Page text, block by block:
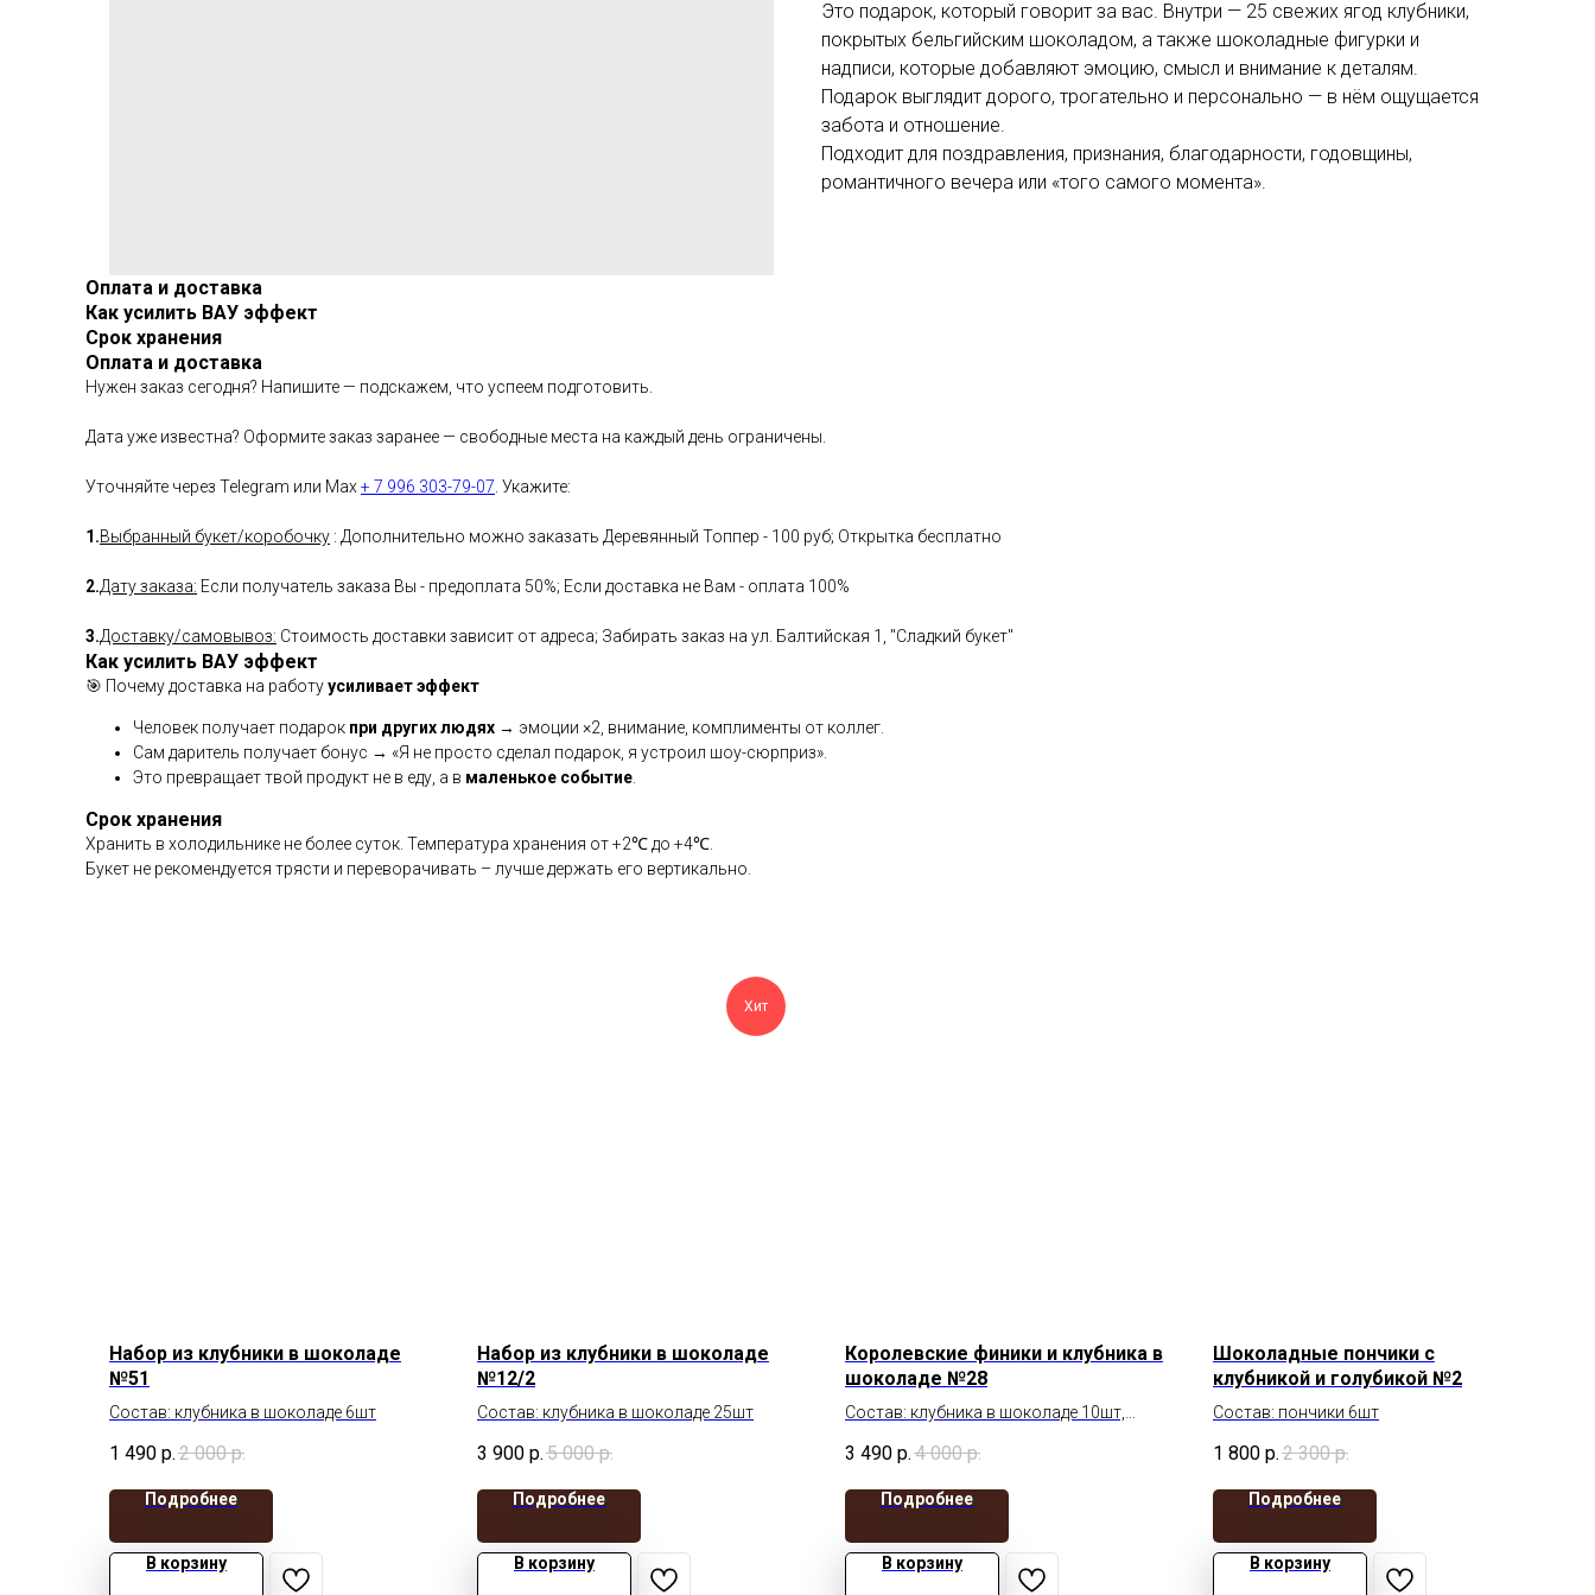
Это подарок, который говорит за вас. Внутри — 25 свежих ягод клубники,
покрытых бельгийским шоколадом, а также шоколадные фигурки и
надписи, которые добавляют эмоцию, смысл и внимание к деталям.
Подарок выглядит дорого, трогательно и персонально — в нём ощущается
забота и отношение.
Подходит для поздравления, признания, благодарности, годовщины,
романтичного вечера или «того самого момента».
Оплата и доставка
Как усилить ВАУ эффект
Срок хранения
Оплата и доставка
Нужен заказ сегодня? Напишите — подскажем, что успеем подготовить.
Дата уже известна? Оформите заказ заранее — свободные места на каждый день ограничены.
Уточняйте через Telegram или Max+ 7 996 303-79-07 . Укажите:
1.Выбранный букет/коробочку : Дополнительно можно заказать Деревянный Топпер - 100 руб; Открытка бесплатно
2.Дату заказа: Если получатель заказа Вы - предоплата 50%; Если доставка не Вам - оплата 100%
3.Доставку/самовывоз: Стоимость доставки зависит от адреса; Забирать заказ на ул. Балтийская 1, "Сладкий букет"
Как усилить ВАУ эффект
🎯 Почему доставка на работуусиливает эффект
Человек получает подарок при других людях → эмоции ×2, внимание, комплименты от коллег.
Сам даритель получает бонус → «Я не просто сделал подарок, я устроил шоу-сюрприз».
Это превращает твой продукт не в еду, а в маленькое событие
Срок хранения
Хранить в холодильнике не более суток. Температура хранения от +2℃ до +4℃.
Букет не рекомендуется трясти и переворачивать – лучше держать его вертикально.
Набор из клубники в шоколаде
№51
Состав: клубника в шоколаде 6шт
1 490 р. 2 000 р.
Подробнее
В корзину
Хит
Набор из клубники в шоколаде
№12/2
Состав: клубника в шоколаде 25шт
3 900 р. 5 000 р.
Подробнее
В корзину
Королевские финики и клубника в
шоколаде №28
Состав: клубника в шоколаде 10шт,
3 490 р. 4 000 р.
Подробнее
В корзину
Шоколадные пончики с
клубникой и голубикой №2
Состав: пончики 6шт
1 800 р. 2 300 р.
Подробнее
В корзину